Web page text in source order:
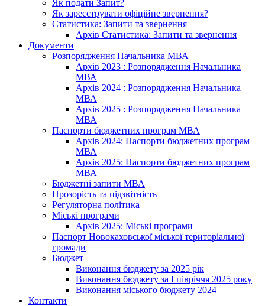
Як подати Запит?
Як зареєструвати офіційне звернення?
Статистика: Запити та звернення
Архів Статистика: Запити та звернення
Документи
Розпорядження Начальника МВА
Архів 2023 : Розпорядження Начальника
МВА
Архів 2024 : Розпорядження Начальника
МВА
Архів 2025 : Розпорядження Начальника
МВА
Паспорти бюджетних програм МВА
Архів 2024: Паспорти бюджетних програм
МВА
Архів 2025: Паспорти бюджетних програм
МВА
Бюджетні запити МВА
Прозорість та підзвітність
Регуляторна політика
Міські програми
Архів 2025: Міські програми
Паспорт Новокаховської міської територіальної
громади
Бюджет
Виконання бюджету за 2025 рік
Виконання бюджету за І півріччя 2025 року
Виконання міського бюджету 2024
Контакти